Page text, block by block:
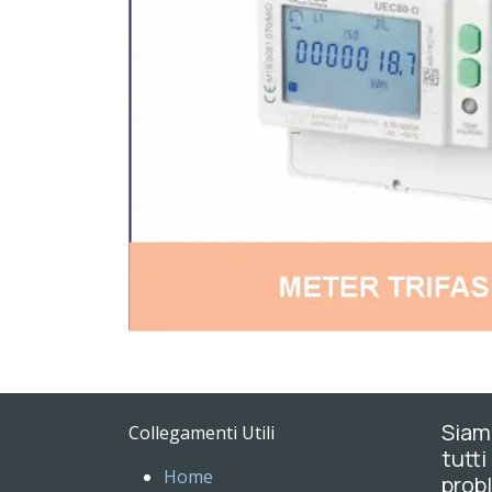
Collegamenti Utili
Home
tutti